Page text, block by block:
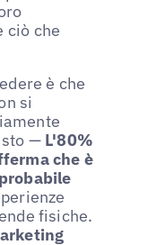
ciò che
è che
si
— L'80%
che è
fisiche.